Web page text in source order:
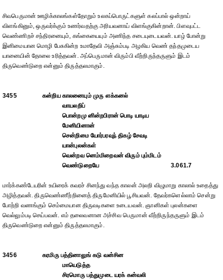
சிவபெருமான் ஊழிக்காலங்கள்தோறும் உலகப்பொருட்களுள் கலப்பால் ஒன்றாய்
விளங்கினும், ஒருவர்க்கும் உணர்வதற்கு அரியவனாய் விளங்குகின்றான். பிளவுபட்ட
வெண்ணிறச் சந்திரனையும், கங்கையையும் அணிந்த சடையுடையவன். யாழ் போன்று
இனிமையான மொழி பேசுகின்ற உமாதேவி அஞ்சும்படி அழகிய வெண் தந்தமுடைய
யானையின் தோலை உரித்தவன். அப்பெருமான் விரும்பி வீற்றிருந்தருளும் இடம்
திருவெண்டுறை என்னும் திருத்தலமாகும்.
3455
கன்றிய காலனையும் முரு ளக்கனல்
வாயலறிப்
பொன்றமு னின்றபிரான் பொடி யாடிய
மேனியினான்
சென்றிமை யோர்பரவுந் திகழ் சேவடி
யான்புலன்கள்
வென்றவ னெம்மிறைவன் விரும் பும்மிடம்
வெண்டுறையே
3.061.7
மார்க்கண்டேயரின் உயிரைக் கவரச் சினந்து வந்த காலன் அலறி விழுமாறு காலால் உதைத்து
அழித்தவன். திருவெண்ணீற்றினைத் திருமேனியில் பூசியவன். தேவர்களெல்லாம் சென்று
போற்றி வணங்கும் செம்மையான திருவடிகளை உடையவன். ஞானிகள் புலன்களை
வெல்லும்படி செய்பவன். எம் தலைவனான அச்சிவ பெருமான் வீற்றிருந்தருளும் இடம்
திருவெண்டுறை என்னும் திருத்தலமாகும்.
3456
கரமிரு பத்தினாலுங் கடு வன்சின
மாயெடுத்த
சிரமொரு பத்துமுடை யரக் கன்வலி